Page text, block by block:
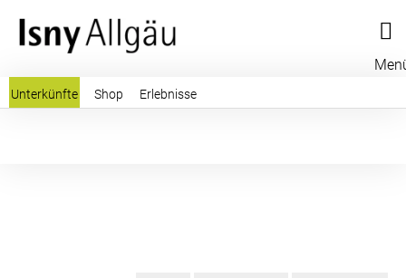
Unterkünfte Shop Erlebnisse